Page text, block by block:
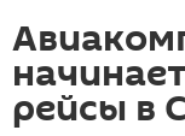
рейсы в